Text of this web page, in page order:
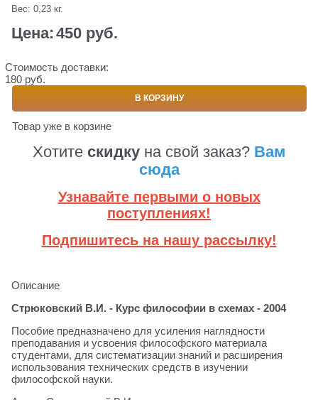
Вес: 0,23 кг.
Цена:450 руб.
Стоимость доставки:
180 руб.
В КОРЗИНУ
Товар уже в корзине
Хотите скидку на свой заказ? Вам
сюда
Узнавайте первыми о новых
поступлениях!
Подпишитесь на нашу рассылку!
Описание
Стрюковский В.И. - Курс философии в схемах - 2004
Пособие предназначено для усиления наглядности
преподавания и усвоения философского материала
студентами, для систематизации знаний и расширения
использования технических средств в изучении
философской науки.